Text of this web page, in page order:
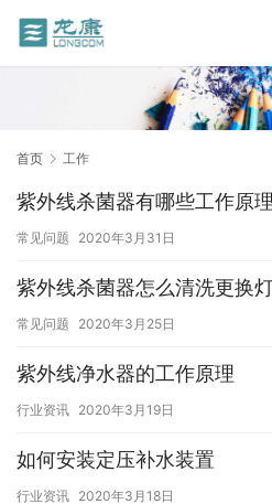
首页 工作
紫外线杀菌器有哪些工作原理
常见问题 2020年3月31日
紫外线杀菌器怎么清洗更换
常见问题 2020年3月25日
紫外线净水器的工作原理
行业资讯 2020年3月19日
如何安装定压补水装置
行业资讯 2020年3月18日